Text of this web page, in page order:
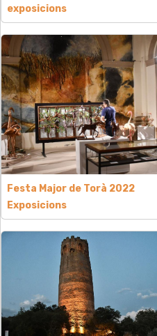
exposicions
Festa Major de Torà 2022
Exposicions